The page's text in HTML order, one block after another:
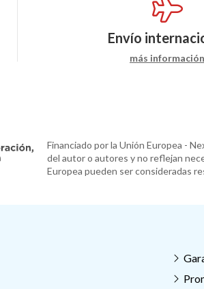
Envío
más información
Financiado por la Unión Europea -
del autor o autores y no reflejan
Europea pueden ser consideradas